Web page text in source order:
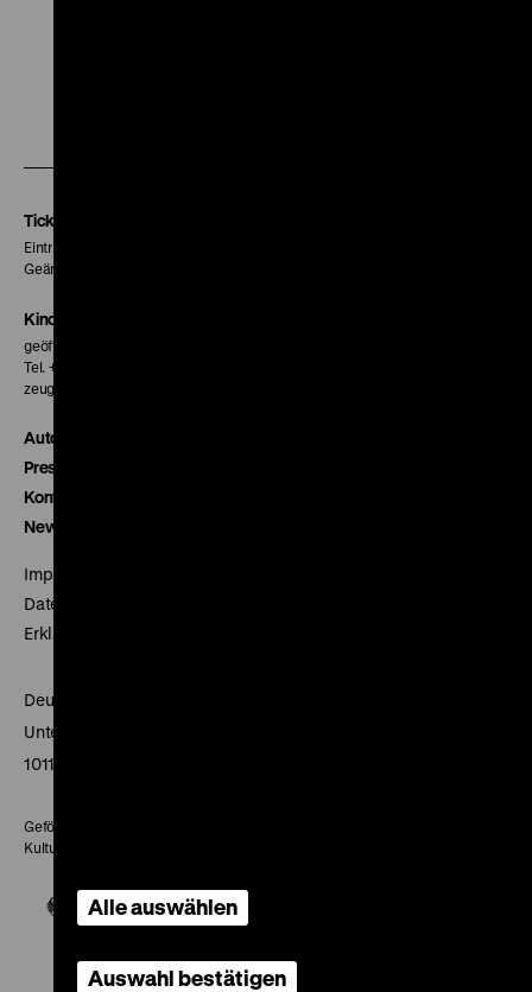
Tickets
Eintritt 5 €
Geänderte Preise sind im Programm vermerkt.
Kinokasse
geöffnet 30 Minuten vor Beginn der ersten Vorstellung
Tel. + 49 30 20304-770
zeughauskino@dhm.de
Autor*innen
Presse
Kontakt
Newsletter
Impressum
Datenschutz
Erklärung digitale Barrierefreiheit
Deutsches Historisches Museum
Unter den Linden 2
10117 Berlin
Gefördert mit Mitteln des Beauftragten der Bundesregierung für
Kultur und Medien
Alle auswählen
Auswahl bestätigen